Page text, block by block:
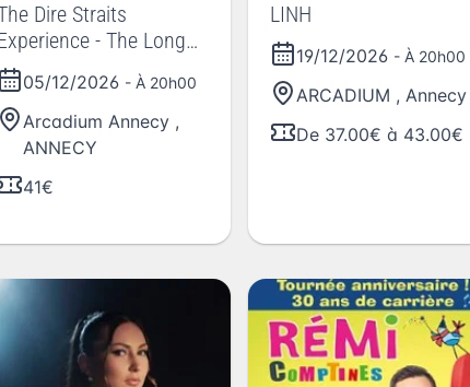
Dire Straits
- The Long
Highway Tour 2026
05/12/2026 - À 20h00
Arcadium Annecy ,
ANNECY
41€
LINH
19/12/2026 - À 20h00
ARCADIUM , Annecy
De 37.00€ à 43.00€